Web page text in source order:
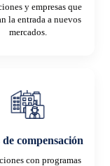
y empresas que
la entrada a nuevos
mercados.
compensación
con programas